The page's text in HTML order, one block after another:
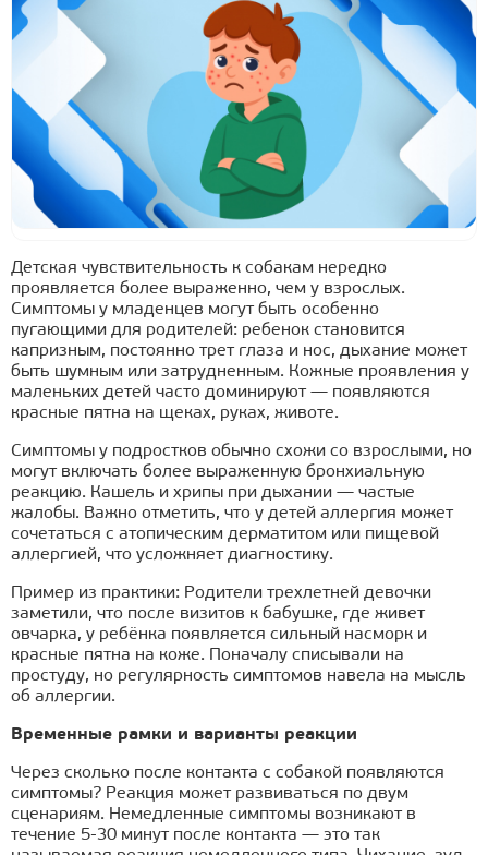
Детская чувствительность к собакам нередко
проявляется более выраженно, чем у взрослых.
Симптомы у младенцев могут быть особенно
пугающими для родителей: ребенок становится
капризным, постоянно трет глаза и нос, дыхание может
быть шумным или затрудненным. Кожные проявления у
маленьких детей часто доминируют — появляются
красные пятна на щеках, руках, животе.
Симптомы у подростков обычно схожи со взрослыми, но
могут включать более выраженную бронхиальную
реакцию. Кашель и хрипы при дыхании — частые
жалобы. Важно отметить, что у детей аллергия может
сочетаться с атопическим дерматитом или пищевой
аллергией, что усложняет диагностику.
Пример из практики: Родители трехлетней девочки
заметили, что после визитов к бабушке, где живет
овчарка, у ребёнка появляется сильный насморк и
красные пятна на коже. Поначалу списывали на
простуду, но регулярность симптомов навела на мысль
об аллергии.
Временные рамки и варианты реакции
Через сколько после контакта с собакой появляются
симптомы? Реакция может развиваться по двум
сценариям. Немедленные симптомы возникают в
течение 5-30 минут после контакта — это так